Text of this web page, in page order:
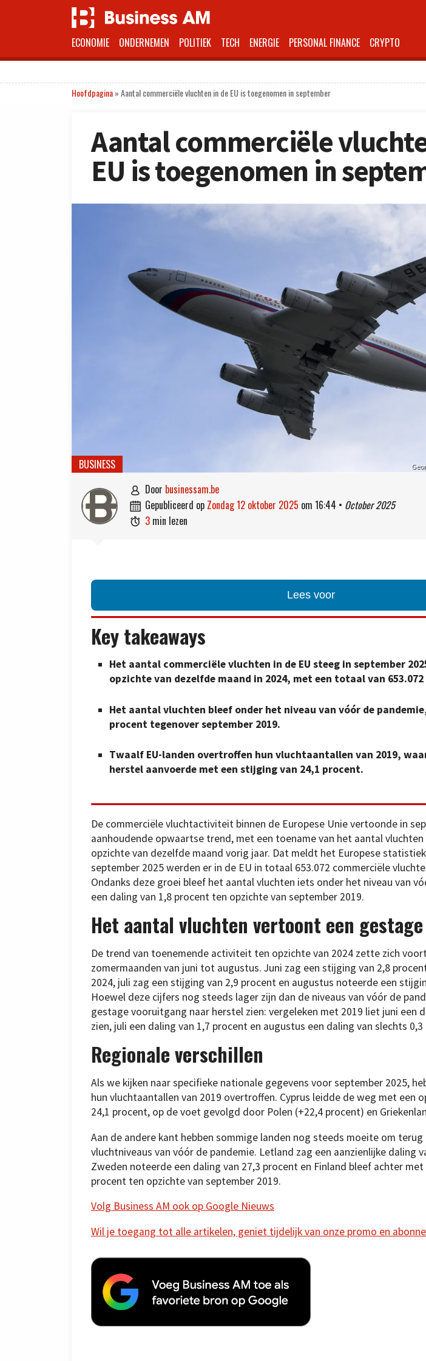
ECONOMIE ONDERNEMEN POLITIEK TECH ENERGIE PERSONAL FINANCE CRYPTO
Hoofdpagina»Aantal commerciële vluchten in de EU is toegenomen in september
Aantal commerciële
EU is toegenomen in
BUSINESS
 door businessam.be
 gepubliceerd op zondag 12 oktober 2025 om 16:44 • October 2025
 3 min lezen
Lees voor
Key takeaways
Het aantal commerciële vluchten in de EU steeg in september
opzichte van dezelfde maand in 2024, met een totaal van
Het aantal vluchten bleef onder het niveau van vóór de
procent tegenover september 2019.
Twaalf EU-landen overtroffen hun vluchtaantallen van 2019,
herstel aanvoerde met een stijging van 24,1 procent.
De commerciële vluchtactiviteit binnen de Europese Unie vertoonde in
aanhoudende opwaartse trend, met een toename van het aantal
opzichte van dezelfde maand vorig jaar. Dat meldt het Europese
september 2025 werden er in de EU in totaal 653.072 commerciële
Ondanks deze groei bleef het aantal vluchten iets onder het niveau van
een daling van 1,8 procent ten opzichte van september 2019.
Het aantal vluchten vertoont een
De trend van toenemende activiteit ten opzichte van 2024 zette zich
zomermaanden van juni tot augustus. Juni zag een stijging van 2,8
2024, juli zag een stijging van 2,9 procent en augustus noteerde een
Hoewel deze cijfers nog steeds lager zijn dan de niveaus van vóór de
gestage vooruitgang naar herstel zien: vergeleken met 2019 liet juni een
zien, juli een daling van 1,7 procent en augustus een daling van slechts
Regionale verschillen
Als we kijken naar specifieke nationale gegevens voor september 2025,
hun vluchtaantallen van 2019 overtroffen. Cyprus leidde de weg met een
24,1 procent, op de voet gevolgd door Polen (+22,4 procent) en
Aan de andere kant hebben sommige landen nog steeds moeite om
vluchtniveaus van vóór de pandemie. Letland zag een aanzienlijke daling
Zweden noteerde een daling van 27,3 procent en Finland bleef achter met
procent ten opzichte van september 2019.
Volg Business AM ook op Google Nieuws
Wil je toegang tot alle artikelen, geniet tijdelijk van onze promo en